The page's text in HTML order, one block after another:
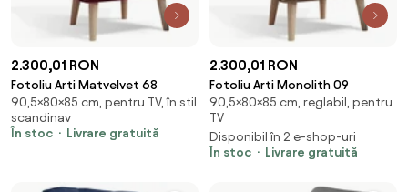
2.300,01 RON
Fotoliu Arti Matvelvet 68
90,5×80×85 cm, pentru TV, în stil
scandinav
În stoc
Livrare gratuită
2.300,01 RON
Fotoliu Arti Monolith 09
90,5×80×85 cm, reglabil, pentru
TV
Disponibil în 2 e-shop-uri
În stoc
Livrare gratuită